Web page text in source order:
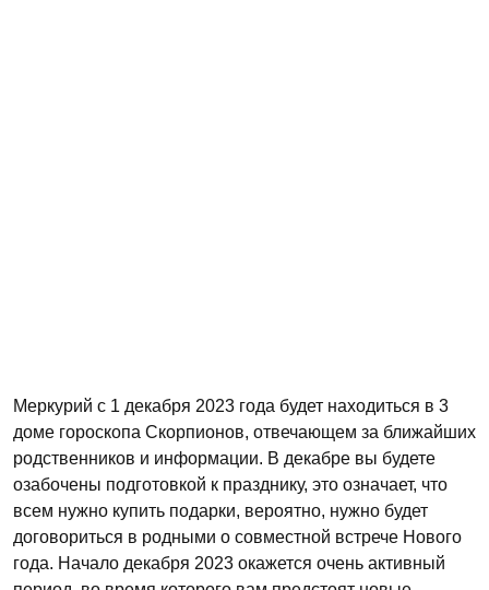
Меркурий с 1 декабря 2023 года будет находиться в 3
доме гороскопа Скорпионов, отвечающем за ближайших
родственников и информации. В декабре вы будете
озабочены подготовкой к празднику, это означает, что
всем нужно купить подарки, вероятно, нужно будет
договориться в родными о совместной встрече Нового
года. Начало декабря 2023 окажется очень активный